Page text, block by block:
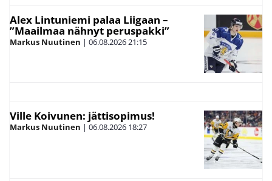
Alex Lintuniemi palaa Liigaan –
”Maailmaa nähnyt peruspakki”
Markus Nuutinen | 06.08.202621:15
Ville Koivunen: jättisopimus!
Markus Nuutinen | 06.08.2026 18:27